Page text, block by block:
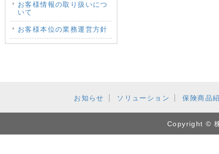
お客様情報の取り扱いにつ
いて
お客様本位の業務運営方針
お知らせ ソリューション 保険商品
Copyright ©